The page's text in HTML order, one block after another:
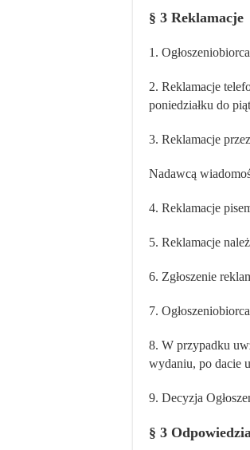
§ 3 Reklamacje
1.
2. Reklamacje
poniedziałku do
3. Reklamacje
Nadawcą
4. Reklamacje
5. Reklamacje
6. Zgłoszenie
7.
8. W przypadku
wydaniu, po dacie
9. Decyzja
§ 3